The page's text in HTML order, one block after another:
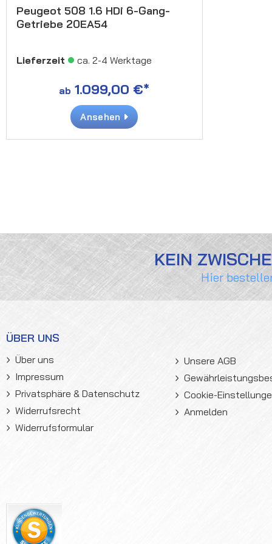
Peugeot 508 1.6 HDi 6-Gang-
Getriebe 20EA54
Lieferzeit ca. 2-4 Werktage
ab 1.099,00 €*
Ansehen
KEIN
Hier
ÜBER UNS
Über uns
Impressum
Privatsphäre & Datenschutz
Widerrufsrecht
Widerrufsformular
Unsere AGB
Cookie-
Anmelden